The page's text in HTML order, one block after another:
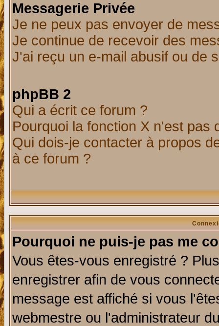
Messagerie Privée
Je ne peux pas envoyer de
Je continue de recevoir des
J'ai reçu un e-mail abusif ou de
phpBB 2
Qui a écrit ce forum ?
Pourquoi la fonction X n'est pas
Qui dois-je contacter à propos
à ce forum ?
Pourquoi ne puis-je pas me
Vous êtes-vous enregistré ?
enregistrer afin de vous
message est affiché si vous
webmestre ou l'administrateur